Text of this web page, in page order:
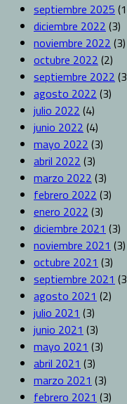
septiembre 2025
diciembre 2022 (3)
noviembre 2022 (3)
octubre 2022 (2)
septiembre 2022
agosto 2022 (3)
julio 2022 (4)
junio 2022 (4)
mayo 2022 (3)
abril 2022 (3)
marzo 2022 (3)
febrero 2022 (3)
enero 2022 (3)
diciembre 2021 (3)
noviembre 2021 (3)
octubre 2021 (3)
septiembre 2021
agosto 2021 (2)
julio 2021 (3)
junio 2021 (3)
mayo 2021 (3)
abril 2021 (3)
marzo 2021 (3)
febrero 2021 (3)